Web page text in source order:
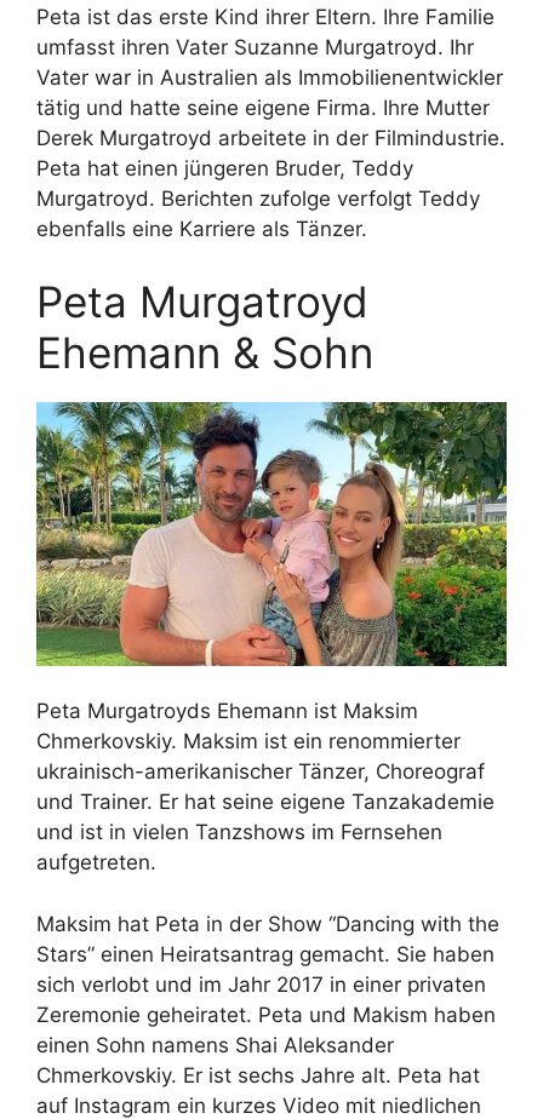
Peta ist das erste Kind ihrer Eltern. Ihre Familie
umfasst ihren Vater Suzanne Murgatroyd. Ihr
Vater war in Australien als Immobilienentwickler
tätig und hatte seine eigene Firma. Ihre Mutter
Derek Murgatroyd arbeitete in der Filmindustrie.
Peta hat einen jüngeren Bruder, Teddy
Murgatroyd. Berichten zufolge verfolgt Teddy
ebenfalls eine Karriere als Tänzer.
Peta Murgatroyd
Ehemann & Sohn
Peta Murgatroyds Ehemann ist Maksim
Chmerkovskiy. Maksim ist ein renommierter
ukrainisch-amerikanischer Tänzer, Choreograf
und Trainer. Er hat seine eigene Tanzakademie
und ist in vielen Tanzshows im Fernsehen
aufgetreten.
Maksim hat Peta in der Show “Dancing with the
Stars” einen Heiratsantrag gemacht. Sie haben
sich verlobt und im Jahr 2017 in einer privaten
Zeremonie geheiratet. Peta und Makism haben
einen Sohn namens Shai Aleksander
Chmerkovskiy. Er ist sechs Jahre alt. Peta hat
auf Instagram ein kurzes Video mit niedlichen